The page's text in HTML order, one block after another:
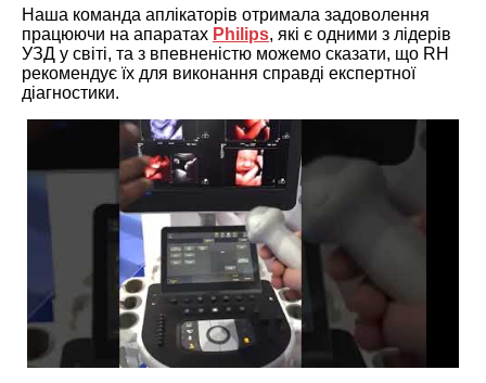
Наша команда аплікаторів отримала задоволення
працюючи на апаратах Philips, які є одними з лідерів
УЗД у світі, та з впевненістю можемо сказати, що RH
рекомендує їх для виконання справді експертної
діагностики.